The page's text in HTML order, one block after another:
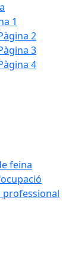
1
2
3
4
feina
professional